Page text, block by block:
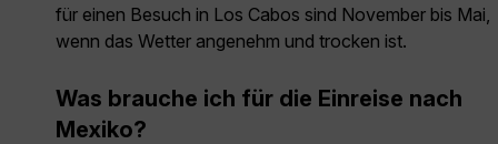
für einen Besuch in Los Cabos sind November bis Mai,
wenn das Wetter angenehm und trocken ist.
Was brauche ich für die Einreise nach
Mexiko?